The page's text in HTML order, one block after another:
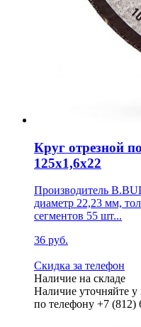
Круг отрезной
125х1,6х22
Производитель
диаметр 22,23 мм,
сегментов 55 шт...
36 руб.
Скидка за телефон
Наличие на складе
Наличие уточняйте у
по телефону +7 (812)